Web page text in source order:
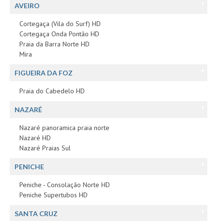
AVEIRO
Cortegaça (Vila do Surf) HD
Cortegaça Onda Pontão HD
Praia da Barra Norte HD
Mira
FIGUEIRA DA FOZ
Praia do Cabedelo HD
NAZARÉ
Nazaré panoramica praia norte
Nazaré HD
Nazaré Praias Sul
PENICHE
Peniche - Consolação Norte HD
Peniche Supertubos HD
SANTA CRUZ